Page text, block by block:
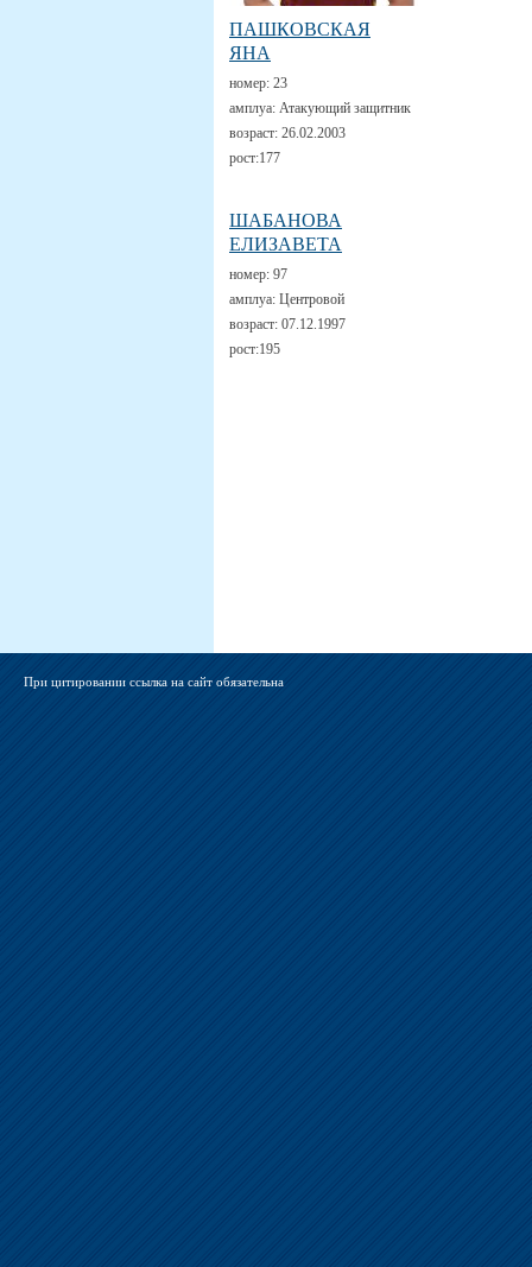
ПАШКОВСКАЯ
ЯНА
номер: 23
амплуа: Атакующий защитник
возраст: 26.02.2003
рост:177
ШАБАНОВА
ЕЛИЗАВЕТА
номер: 97
амплуа: Центровой
возраст: 07.12.1997
рост:195
При цитировании ссылка на сайт обязательна